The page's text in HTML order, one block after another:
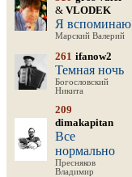
& VLODEK
Я вспоминаю
Марский Валерий
261 ifanow2
Темная ночь
Богословский
Никита
209
dimakapitan
Все
нормально
Пресняков
Владимир